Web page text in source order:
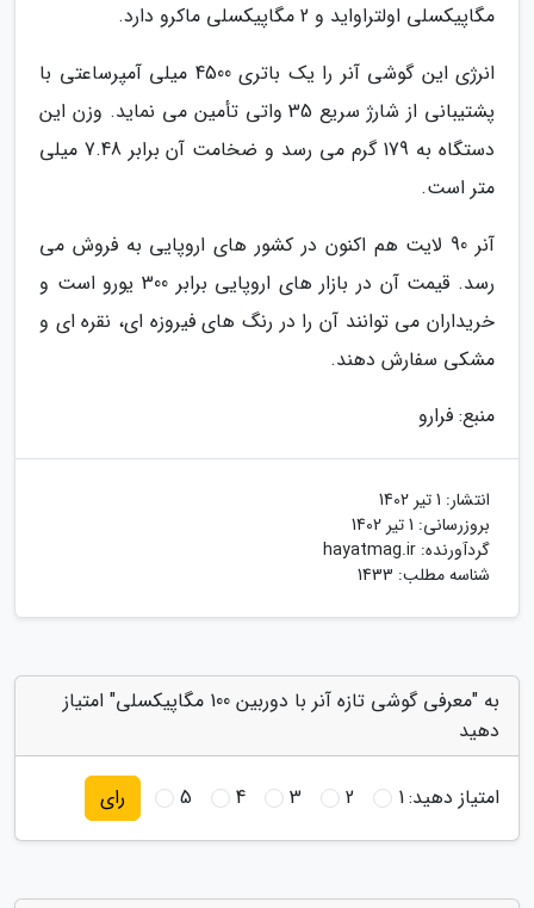
مگاپیکسلی اولتراواید و 2 مگاپیکسلی ماکرو دارد.
انرژی این گوشی آنر را یک باتری 4500 میلی آمپرساعتی با
پشتیبانی از شارژ سریع 35 واتی تأمین می نماید. وزن این
دستگاه به 179 گرم می رسد و ضخامت آن برابر 7.48 میلی
متر است.
آنر 90 لایت هم اکنون در کشور های اروپایی به فروش می
رسد. قیمت آن در بازار های اروپایی برابر 300 یورو است و
خریداران می توانند آن را در رنگ های فیروزه ای، نقره ای و
مشکی سفارش دهند.
منبع: فرارو
انتشار: 1 تیر 1402
بروزرسانی: 1 تیر 1402
گردآورنده: hayatmag.ir
شناسه مطلب: 1433
به "معرفی گوشی تازه آنر با دوربین 100 مگاپیکسلی" امتیاز
دهید
امتیاز دهید:1
2
3
4
5 رای